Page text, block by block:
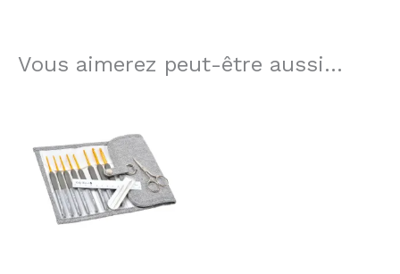
Vous aimerez peut-être aussi…